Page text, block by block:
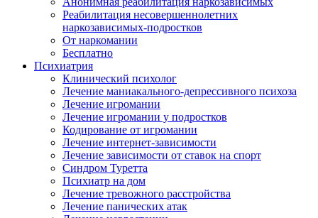
Реабилитация несовершеннолетних
наркозависимых-подростков
От наркомании
Бесплатно
Психиатрия
Клинический психолог
Лечение маниакального-депрессивного психоза
Лечение игромании
Лечение игромании у подростков
Кодирование от игромании
Лечение интернет-зависимости
Лечение зависимости от ставок на спорт
Синдром Туретта
Психиатр на дом
Лечение тревожного расстройства
Лечение панических атак